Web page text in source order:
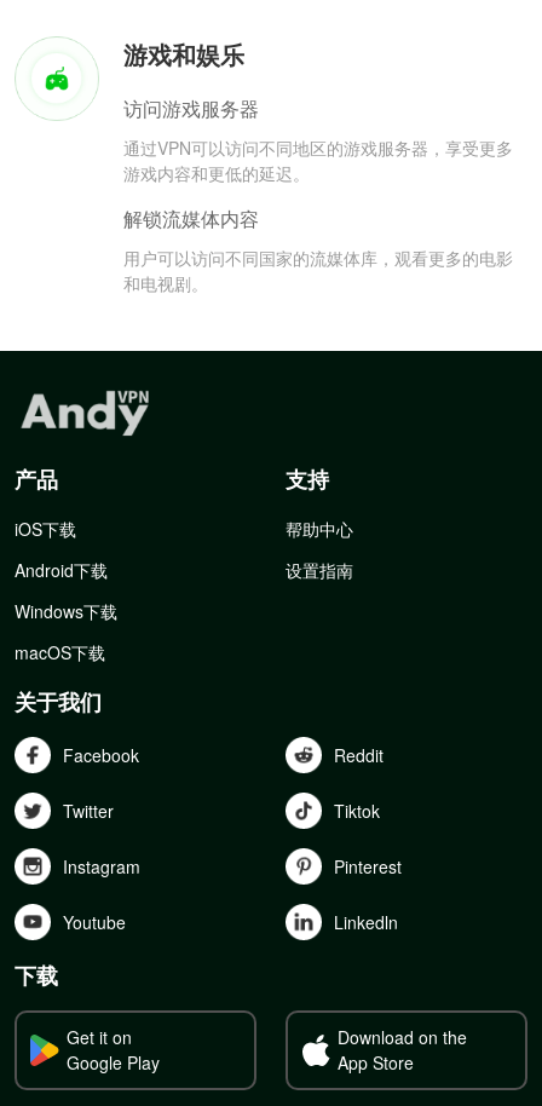
游戏和娱乐
访问游戏服务器
通过VPN可以访问不同地区的游戏服务器，享受更多
游戏内容和更低的延迟。
解锁流媒体内容
用户可以访问不同国家的流媒体库，观看更多的电影
和电视剧。
产品
iOS下载
Android下载
Windows下载
macOS下载
支持
帮助中心
设置指南
关于我们
Facebook Reddit
Twitter Tiktok
Instagram Pinterest
Youtube Linkedln
下载
Get it on
Google Play
Download on the
App Store